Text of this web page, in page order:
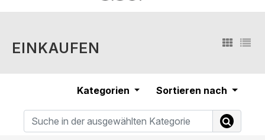
EINKAUFEN
Kategorien Sortieren nach